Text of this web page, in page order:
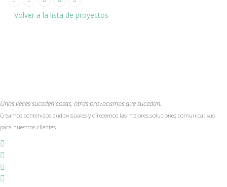
Volver a la lista de proyectos
Unas veces suceden cosas, otras provocamos que sucedan.
Creamos contenidos audiovisuales y ofrecemos las mejores soluciones comunicativas
para nuestros clientes.